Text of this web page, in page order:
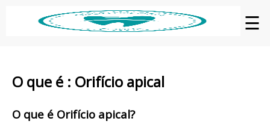
☰
O que é : Orifício apical
O que é Orifício apical?